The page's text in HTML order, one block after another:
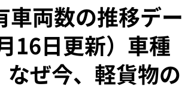
両数の推移デー
16日更新）車種
ぜ今、軽貨物の